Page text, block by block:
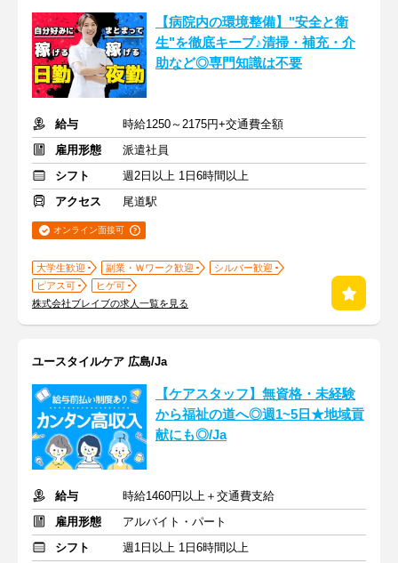
【病院内の環境整備】"安全と衛
生"を徹底キープ♪清掃・補充・介
助など◎専門知識は不要
給与
時給1250～2175円+交通費全額
雇用形態
派遣社員
シフト
週2日以上 1日6時間以上
アクセス
尾道駅
オンライン面接可
大学生歓迎 副業・Ｗワーク歓迎
シルバー歓迎
ピアス可
ヒゲ可
株式会社ブレイブの求人一覧を見る
ユースタイルケア 広島/Ja
【ケアスタッフ】無資格・未経験
から福祉の道へ◎週1~5日★地域貢
献にも◎/Ja
給与
時給1460円以上＋交通費支給
雇用形態
アルバイト・パート
シフト
週1日以上 1日6時間以上